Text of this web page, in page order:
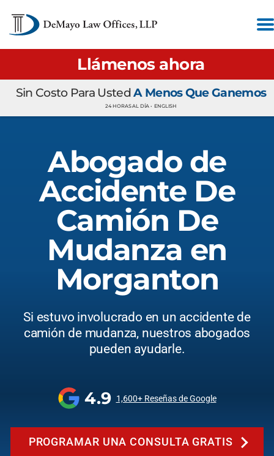
Llámenos ahora
Sin Costo Para UstedA Menos Que Ganemos
24 HORAS AL DÍA • ENGLISH
Abogado de
Accidente De
Camión De
Mudanza en
Morganton
Si estuvo involucrado en un accidente de
camión de mudanza, nuestros abogados
pueden ayudarle.
4.9 1,600+ Reseñas de Google
PROGRAMAR UNA CONSULTA GRATIS